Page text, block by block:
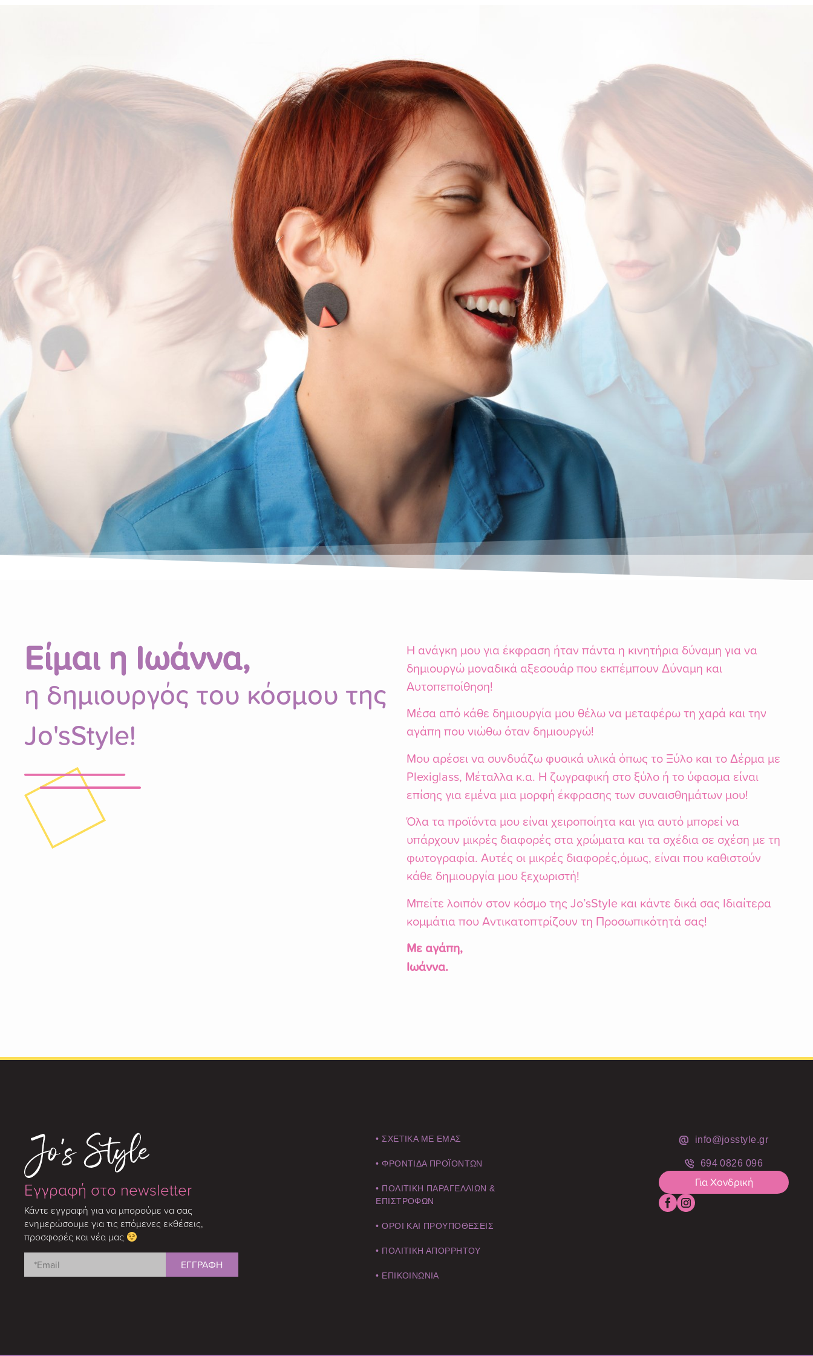
χειροποίητα κοσμήματα πλεκτά σελιδοδείκτες men in style
Είμαι η Ιωάννα,
η δημιουργός του κόσμου της
Jo'sStyle!
Η ανάγκη μου για έκφραση ήταν πάντα η κινητήρια δύναμη για να
δημιουργώ μοναδικά αξεσουάρ που εκπέμπουν Δύναμη και
Αυτοπεποίθηση!
Μέσα από κάθε δημιουργία μου θέλω να μεταφέρω τη χαρά και την
αγάπη που νιώθω όταν δημιουργώ!
Μου αρέσει να συνδυάζω φυσικά υλικά όπως το Ξύλο και το Δέρμα με
Plexiglass, Μέταλλα κ.α. Η ζωγραφική στο ξύλο ή το ύφασμα είναι
επίσης για εμένα μια μορφή έκφρασης των συναισθημάτων μου!
Όλα τα προϊόντα μου είναι χειροποίητα και για αυτό μπορεί να
υπάρχουν μικρές διαφορές στα χρώματα και τα σχέδια σε σχέση με τη
φωτογραφία. Αυτές οι μικρές διαφορές,όμως, είναι που καθιστούν
κάθε δημιουργία μου ξεχωριστή!
Μπείτε λοιπόν στον κόσμο της Jo’sStyle και κάντε δικά σας Ιδιαίτερα
κομμάτια που Αντικατοπτρίζουν τη Προσωπικότητά σας!
Με αγάπη,
Ιωάννα.
Εγγραφή στο newsletter
Κάντε εγγραφή για να μπορούμε να σας
ενημερώσουμε για τις επόμενες εκθέσεις,
προσφορές και νέα μας
• ΣΧΕΤΙΚΑ ΜΕ ΕΜΑΣ
• ΦΡΟΝΤΙΔΑ ΠΡΟΪΟΝΤΩΝ
• ΠΟΛΙΤΙΚΗ ΠΑΡΑΓΕΛΛΙΩΝ &
ΕΠΙΣΤΡΟΦΩΝ
• ΟΡΟΙ ΚΑΙ ΠΡΟΥΠΟΘΕΣΕΙΣ
• ΠΟΛΙΤΙΚΗ ΑΠΟΡΡΗΤΟΥ
• ΕΠΙΚΟΙΝΩΝΙΑ
info@josstyle.gr
694 0826 096
Για Χονδρική